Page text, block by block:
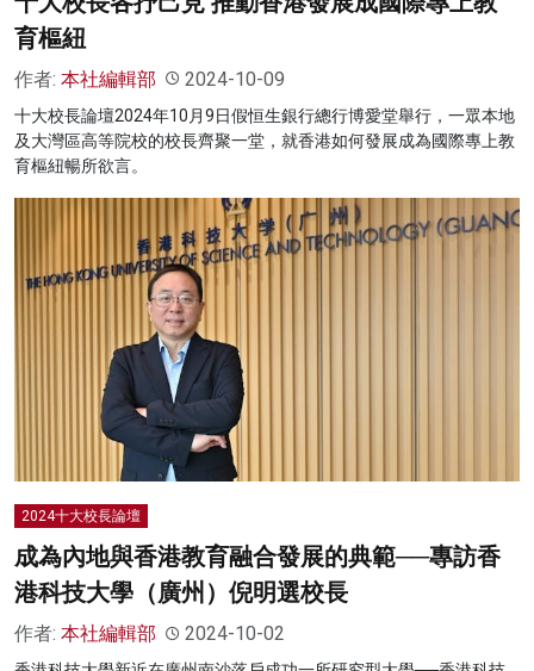
育樞紐
作者: 本社編輯部 2024-10-09
十大校長論壇2024年10月9日假恒生銀行總行博愛堂舉行，一眾本地
及大灣區高等院校的校長齊聚一堂，就香港如何發展成為國際專上教
育樞紐暢所欲言。
2024十大校長論壇
成為內地與香港教育融合發展的典範──專訪香
港科技大學（廣州）倪明選校長
作者: 本社編輯部 2024-10-02